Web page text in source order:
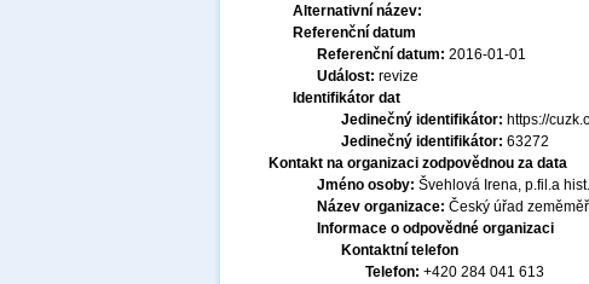
Alternativní název:
Referenční datum
Referenční datum: 2016-01-01
Událost: revize
Identifikátor dat
Jedinečný identifikátor: https://
Jedinečný identifikátor: 63272
Kontakt na organizaci zodpovědnou za data
Jméno osoby: Švehlová Irena, p.fil.a hist.
Název organizace: Český úřad
Informace o odpovědné organizaci
Kontaktní telefon
Telefon: +420 284 041 613